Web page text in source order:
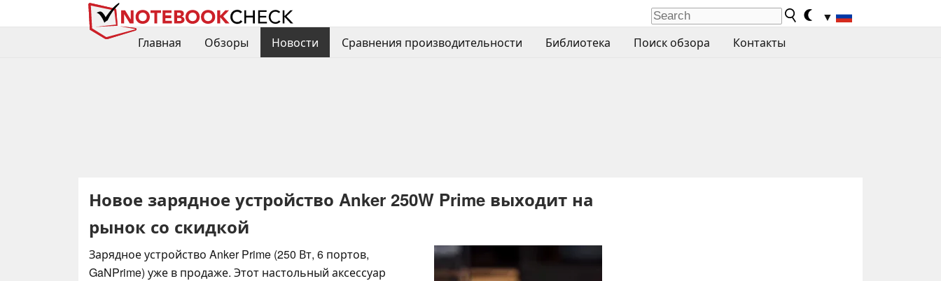
▼
Главная
Обзоры Новости Сравнения производительности Библиотека Поиск обзора Контакты
Новое зарядное устройство Anker 250W Prime выходит на
рынок со скидкой
Зарядное устройство Anker Prime (250 Вт, 6 портов,
GaNPrime) уже в продаже. Этот настольный аксессуар